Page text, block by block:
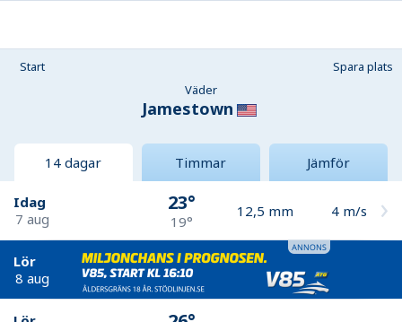
Start
Spara plats
Väder
Jamestown
14 dagar Timmar Jämför
Idag
7 aug
23°
19°
12,5 mm 4 m/s
Lör
8 aug